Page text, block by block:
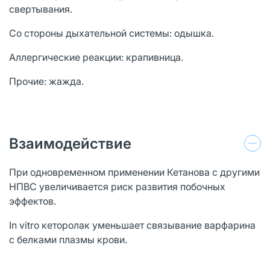
свертывания.
Со стороны дыхательной системы: одышка.
Аллергические реакции: крапивница.
Прочие: жажда.
Взаимодействие
При одновременном применении Кетанова с другими
НПВС увеличивается риск развития побочных
эффектов.
In vitro кеторолак уменьшает связывание варфарина
с белками плазмы крови.